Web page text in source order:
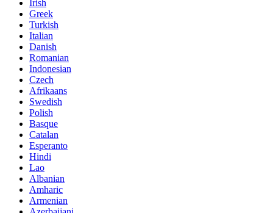
Irish
Greek
Turkish
Italian
Danish
Romanian
Indonesian
Czech
Afrikaans
Swedish
Polish
Basque
Catalan
Esperanto
Hindi
Lao
Albanian
Amharic
Armenian